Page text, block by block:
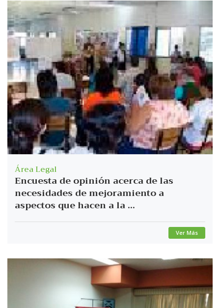
Área Legal
Encuesta de opinión acerca de las
necesidades de mejoramiento a
aspectos que hacen a la ...
Ver Más